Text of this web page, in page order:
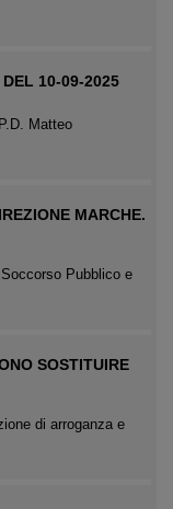
DEL 10-09-2025
Matteo
MARCHE.
Pubblico e
SOSTITUIRE
di arroganza e